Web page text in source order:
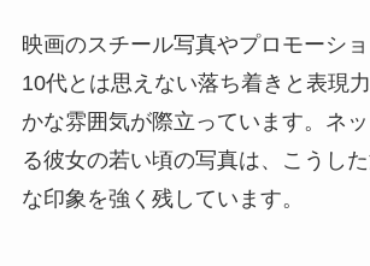
映画のスチール写真やプロモーショ
10代とは思えない落ち着きと表現
かな雰囲気が際立っています。ネ
る彼女の若い頃の写真は、こうし
な印象を強く残しています。